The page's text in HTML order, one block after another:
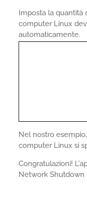
Imposta la
computer Linux
automaticamente.
Nel nostro
computer Linux si
Congratulazioni!
Network Shutdown